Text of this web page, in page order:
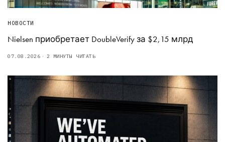
НОВОСТИ
Nielsen приобретает DoubleVerify за $2,15 млрд
07.08.2026 2 МИНУТЫ ЧИТАТЬ